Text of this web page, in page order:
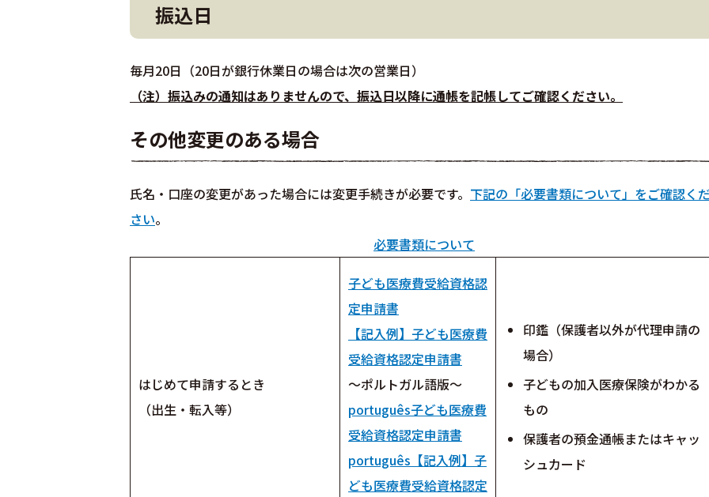
振込日
毎月20日（20日が銀行休業日の場合は次の営業日）
（注）振込みの通知はありませんので、振込日以降に通帳を記帳してご確認ください。
その他変更のある場合
氏名・口座の変更があった場合には変更手続きが必要です。 下記の「必要書類について」をご確認く
さい。
必要書類について
はじめて申請するとき
（出生・転入等）
子ども医療費受給資格認
定申請書
【記入例】子ども医療費
受給資格認定申請書
～ポルトガル語版～
português子ども医療費
受給資格認定申請書
português【記入例】子
ども医療費受給資格認定
印鑑（保護者以外が代理申請の
場合）
子どもの加入医療保険がわかる
もの
保護者の預金通帳またはキャッ
シュカード